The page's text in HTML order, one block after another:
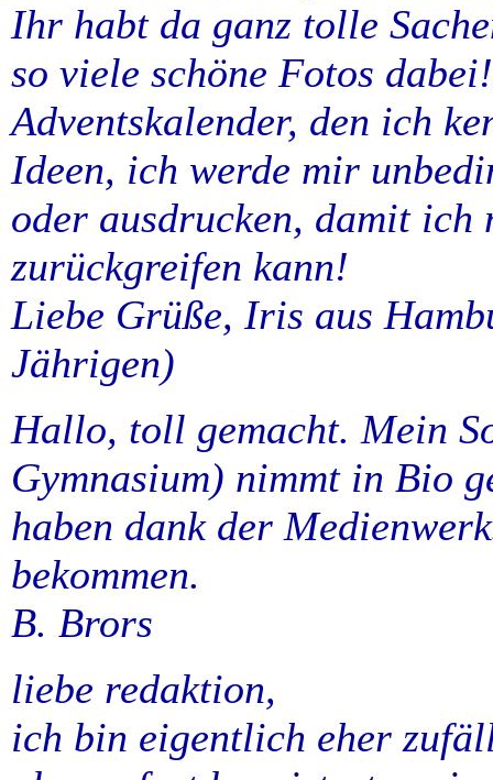
Ihr habt da ganz tolle
so viele schöne Fotos
Adventskalender, den ich
Ideen, ich werde mir
oder ausdrucken, damit ich
zurückgreifen kann!
Liebe Grüße, Iris aus
Jährigen)
Hallo, toll gemacht. Mein
Gymnasium) nimmt in Bio
haben dank der
bekommen.
B. Brors
liebe redaktion,
ich bin eigentlich eher